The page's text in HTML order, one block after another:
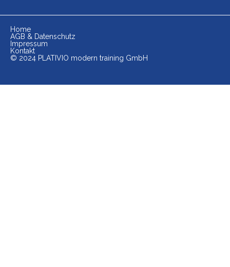
Home
AGB & Datenschutz
Impressum
Kontakt
© 2024 PLATIVIO modern training GmbH